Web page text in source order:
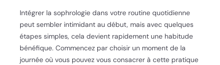
Intégrer la sophrologie dans votre routine quotidienne
peut sembler intimidant au début, mais avec quelques
étapes simples, cela devient rapidement une habitude
bénéfique. Commencez par choisir un moment de la
journée où vous pouvez vous consacrer à cette pratique